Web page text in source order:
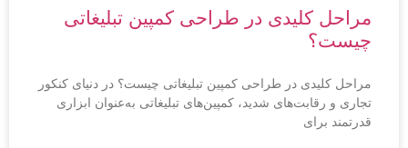
مراحل کلیدی در طراحی کمپین تبلیغاتی
چیست؟
مراحل کلیدی در طراحی کمپین تبلیغاتی چیست؟ در دنیای کنکور
تجاری و رقابت‌های شدید، کمپین‌های تبلیغاتی به‌عنوان ابزاری
قدرتمند برای